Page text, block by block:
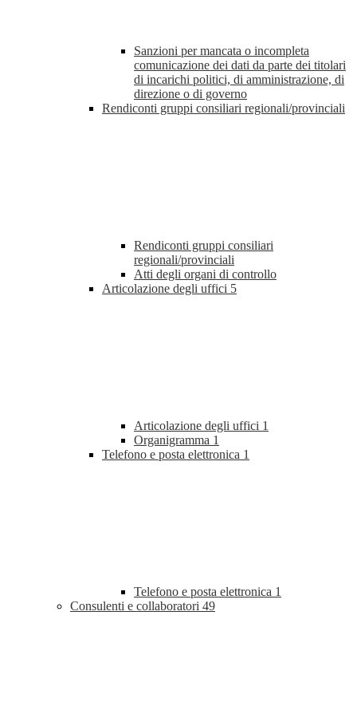
Sanzioni per mancata o incompleta
comunicazione dei dati da parte dei titolari
di incarichi politici, di amministrazione, di
direzione o di governo
Rendiconti gruppi consiliari regionali/provinciali
Rendiconti gruppi consiliari
regionali/provinciali
Atti degli organi di controllo
Articolazione degli uffici 5
Articolazione degli uffici 1
Organigramma 1
Telefono e posta elettronica 1
Telefono e posta elettronica 1
Consulenti e collaboratori 49